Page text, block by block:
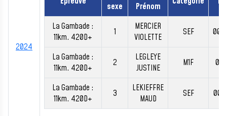
2024
sexe
Prénom
La Gambade :
11km. 420D+
1
MERCIER
VIOLETTE
SEF
La Gambade :
11km. 420D+
2
LEGLEYE
JUSTINE
M1F
La Gambade :
11km. 420D+
3
LEKIEFFRE
MAUD
SEF